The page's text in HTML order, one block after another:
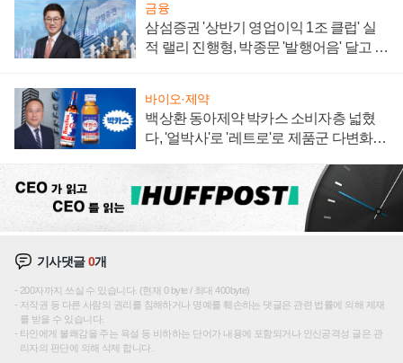
금융
삼섬증권 '상반기 영업이익 1조 클럽' 실
적 랠리 진행형, 박종문 '발행어음' 달고 연
바이오·제약
백상환 동아제약 박카스 소비자층 넓혔
다, '얼박사'로 '레트로'로 제품군 다변화
기사댓글0개
200자까지 쓰실 수 있습니다. (현재 0 byte / 최대 400byte)
저작권 등 다른 사람의 권리를 침해하거나 명예를 훼손하는 댓글은 관련 법률에 의해 제재
를 받을 수 있습니다.
타인에게 불쾌감을 주는 욕설 등 비하하는 단어가 내용에 포함되거나 인신공격성 글은 관
리자의 판단에 의해 삭제 합니다.